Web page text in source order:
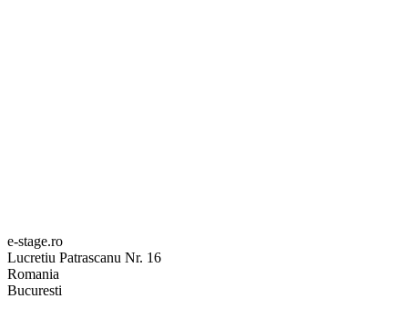
e-stage.ro
Lucretiu Patrascanu Nr. 16
Romania
Bucuresti